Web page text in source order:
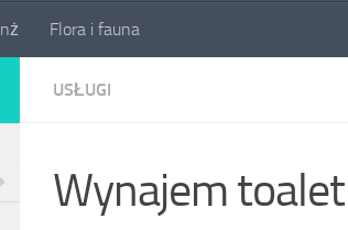
Flora i fauna
USŁUGI
Wynajem